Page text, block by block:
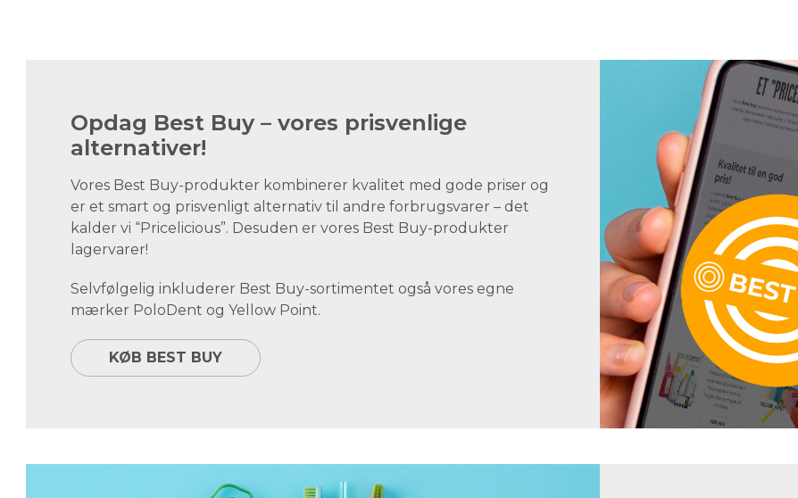
Opdag Best Buy – vores prisvenlige
alternativer!
Vores Best Buy-produkter kombinerer kvalitet med gode priser og
er et smart og prisvenligt alternativ til andre forbrugsvarer – det
kalder vi “Pricelicious”. Desuden er vores Best Buy-produkter
lagervarer!
Selvfølgelig inkluderer Best Buy-sortimentet også vores egne
mærker PoloDent og Yellow Point.
KØB BEST BUY